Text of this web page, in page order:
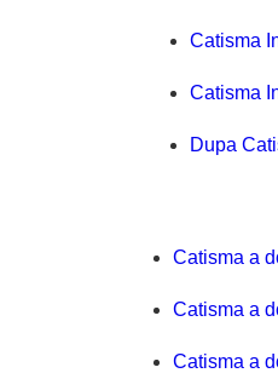
Catisma
Catisma
Dupa
Catisma a
Catisma a
Catisma a